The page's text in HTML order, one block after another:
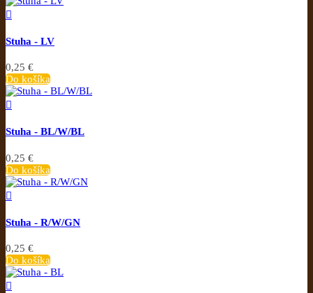

Stuha - LV
0,25 €
Do košíka

Stuha - BL/W/BL
0,25 €
Do košíka

Stuha - R/W/GN
0,25 €
Do košíka
